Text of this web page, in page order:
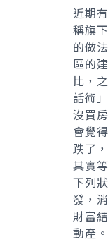
近期
稱旗
的做
區的
比，
話術
沒買
會覺
跌了
其實
下列
發，
財富
動產